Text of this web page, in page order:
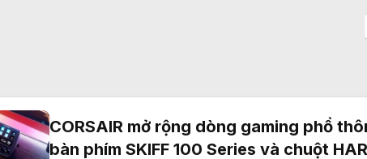
CORSAIR mở rộng dòng gaming phổ
bàn phím SKIFF 100 Series và chuột